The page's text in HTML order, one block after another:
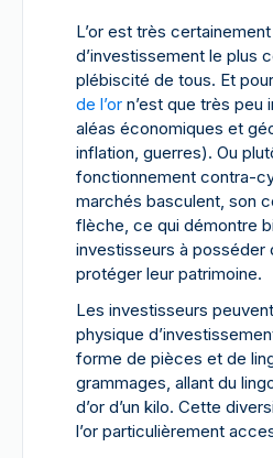
L’or est très
d’investissement le plus
plébiscité de tous. Et
de l’or n’est que très peu
aléas économiques et
inflation, guerres). Ou
fonctionnement contra-
marchés basculent, son
flèche, ce qui démontre
investisseurs à posséder
protéger leur patrimoine.
Les investisseurs peuvent
physique
forme de pièces et de
grammages, allant du
d’or d’un kilo. Cette
l’or particulièrement